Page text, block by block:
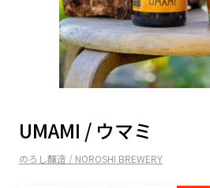
UMAMI / ウマミ
のろし醸造 / NOROSHI BREWERY